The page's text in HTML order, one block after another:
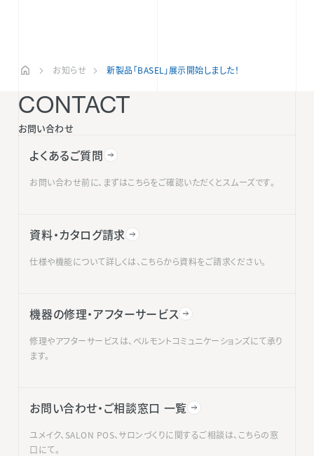
お知らせ 新製品「BASEL」展示開始しました！
CONTACT
お問い合わせ
よくあるご質問
お問い合わせ前に、まずはこちらをご確認いただくとスムーズです。
資料・カタログ請求
仕様や機能について詳しくは、こちらから資料をご請求ください。
機器の修理・アフターサービス
修理やアフターサービスは、ベルモントコミュニケーションズにて承り
ます。
お問い合わせ・ご相談窓口 一覧
ユメイク、SALON POS、サロンづくりに関するご相談は、こちらの窓
口にて。